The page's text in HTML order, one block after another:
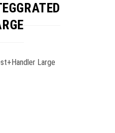
Large